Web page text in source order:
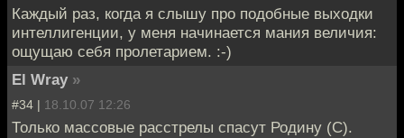
Каждый раз, когда я слышу про подобные выходки
интеллигенции, у меня начинается мания величия:
ощущаю себя пролетарием. :-)
El Wray »
#34 | 18.10.07 12:26
Только массовые расстрелы спасут Родину (С).